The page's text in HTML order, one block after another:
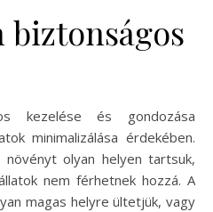
biztonságos
kezelése és gondozása
minimalizálása érdekében.
olyan helyen tartsuk,
nem férhetnek hozzá. A
magas helyre ültetjük, vagy